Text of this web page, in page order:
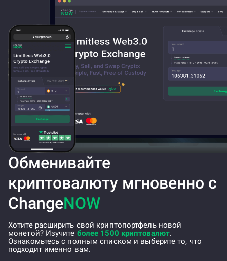
Обменивайте
криптовалюту мгновенно с
ChangeNOW
Хотите расширить свой криптопортфель новой
монетой? Изучите более 1500 криптовалют.
Ознакомьтесь с полным списком и выберите то, что
подходит именно вам.